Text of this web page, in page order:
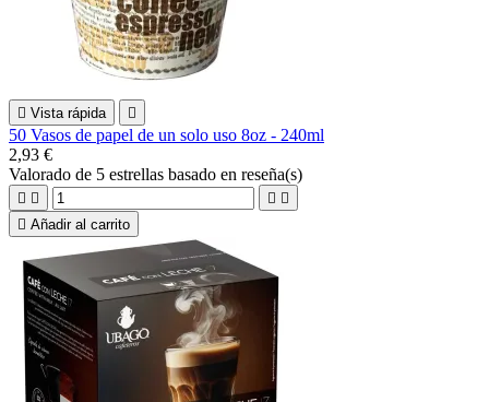
 Vista rápida 
50 Vasos de papel de un solo uso 8oz - 240ml
2,93 €
Valorado de 5 estrellas basado en reseña(s)
   
 Añadir al carrito